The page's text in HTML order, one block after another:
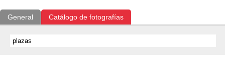
General Catálogo de fotografías